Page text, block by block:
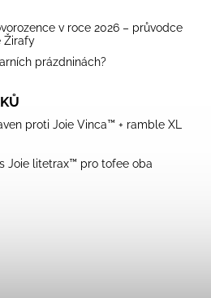
v roce 2026 – průvodce
Žirafy
prázdninách?
proti Joie Vinca™ + ramble XL
Joie litetrax™ pro tofee oba